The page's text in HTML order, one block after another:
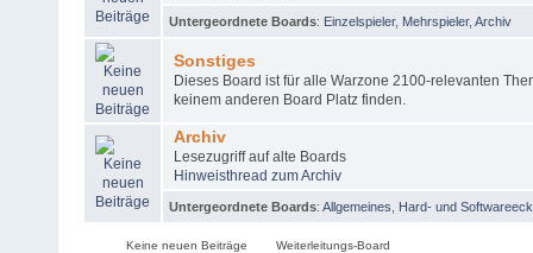
Untergeordnete Boards: Einzelspieler, Mehrspieler, Archiv
Sonstiges
Dieses Board ist für alle Warzone 2100-relevanten
keinem anderen Board Platz finden.
Archiv
Lesezugriff auf alte Boards
Hinweisthread zum Archiv
Untergeordnete Boards: Allgemeines Hard- und
Keine neuen Beiträge Weiterleitungs-Board